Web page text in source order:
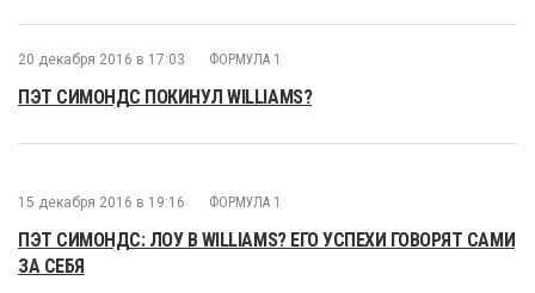
20 декабря 2016 в 17:03 ФОРМУЛА 1
ПЭТ СИМОНДС ПОКИНУЛ WILLIAMS?
15 декабря 2016 в 19:16 ФОРМУЛА 1
ПЭТ СИМОНДС: ЛОУ В WILLIAMS? ЕГО УСПЕХИ ГОВОРЯТ САМИ
ЗА СЕБЯ